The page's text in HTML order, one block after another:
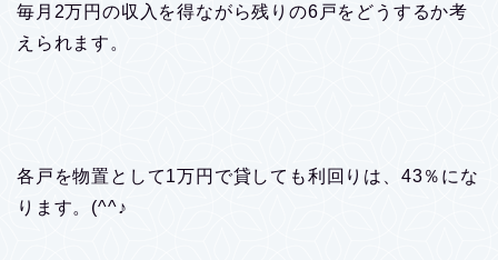
毎月2万円の収入を得ながら残りの6戸をどうするか考
えられます。
各戸を物置として1万円で貸しても利回りは、43％にな
ります。(^^♪